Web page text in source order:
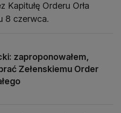
Kapitułę Orderu Orła
8 czerwca.
zaproponowałem,
Zełenskiemu Order